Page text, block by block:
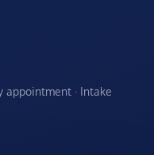
appointment · Intake